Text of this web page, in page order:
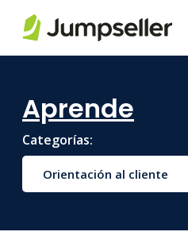
Aprende
Categorías:
Orientación al cliente